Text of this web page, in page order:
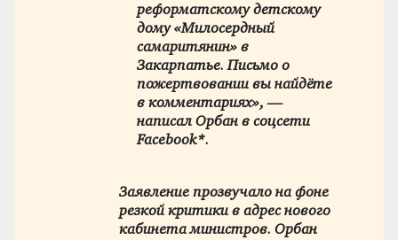
реформатскому детскому
дому «Милосердный
самаритянин» в
Закарпатье. Письмо о
пожертвовании вы найдёте
в комментариях», —
написал Орбан в соцсети
Facebook*.
Заявление прозвучало на фоне
резкой критики в адрес нового
кабинета министров. Орбан